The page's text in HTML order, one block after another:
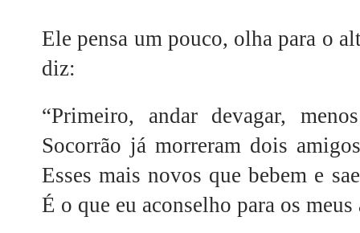
Ele pensa um pouco, olha para o
diz:
“Primeiro, andar devagar,
Socorrão já morreram dois
Esses mais novos que bebem e
É o que eu aconselho para os